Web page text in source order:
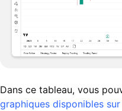
Dans ce tableau, vous
graphiques disponibles